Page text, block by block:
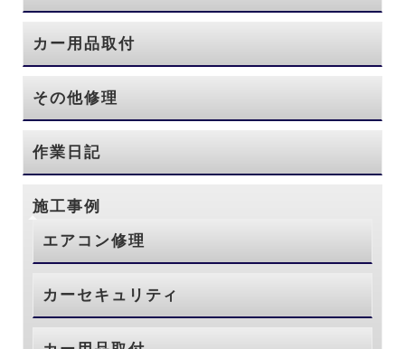
カー用品取付
その他修理
作業日記
施工事例
エアコン修理
カーセキュリティ